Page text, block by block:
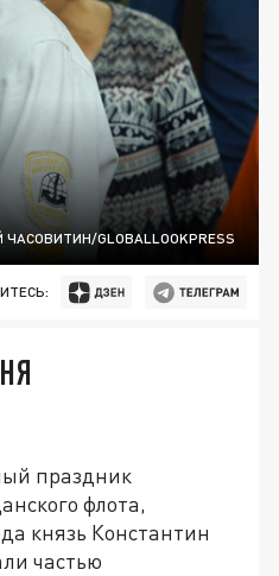
GLOBALLOOKPRESS
праздник
флота,
князь Константин
частью